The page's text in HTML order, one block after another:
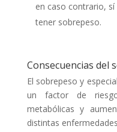
en caso contrario,
tener sobrepeso.
Consecuencias del
El sobrepeso y
un factor de
metabólicas y
distintas